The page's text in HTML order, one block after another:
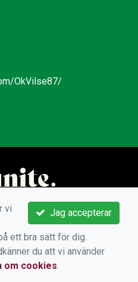
OkVilse87/
Jag accepterar
vi
ett bra sätt för dig.
du att vi använder
om cookies.